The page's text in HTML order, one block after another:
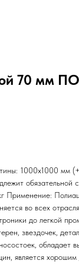
70 мм
1000х1000
обязательной
Применение:
во всех
до легкой
звездочек,
обладает
является